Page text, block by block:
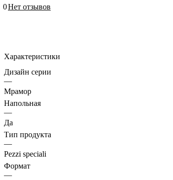
0Нет отзывов
Характеристики
Дизайн серии
—
Мрамор
Напольная
—
Да
Тип продукта
—
Pezzi speciali
Формат
—